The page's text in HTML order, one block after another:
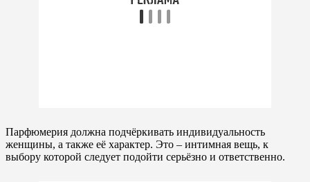
Парфюмерия должна подчёркивать индивидуальность
женщины, а также её характер. Это – интимная вещь, к
выбору которой следует подойти серьёзно и ответственно.